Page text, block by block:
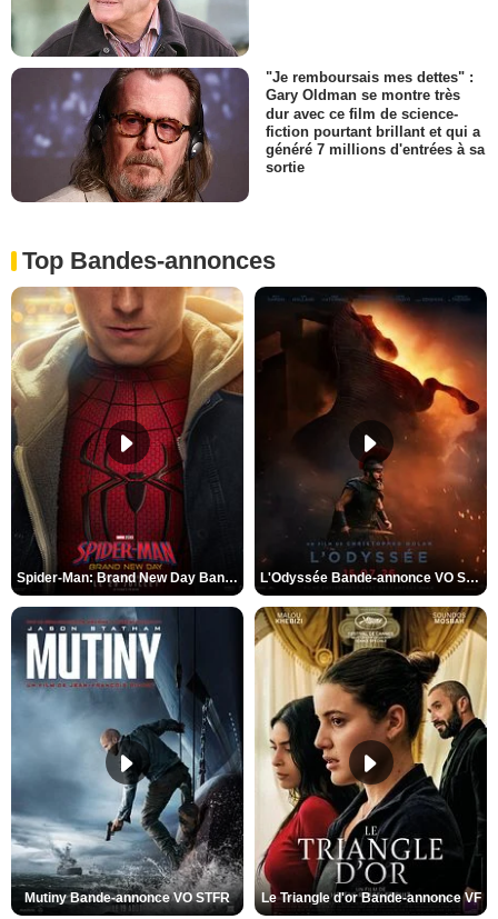
"Je remboursais mes dettes" :
Gary Oldman se montre très
dur avec ce film de science-
fiction pourtant brillant et qui a
généré 7 millions d'entrées à sa
sortie
Top Bandes-annonces
Spider-Man: Brand New Day Bande-annonce VO STFR L'Odyssée Bande-annonce VO STFR
Mutiny Bande-annonce VO STFR Le Triangle d'or Bande-annonce VF